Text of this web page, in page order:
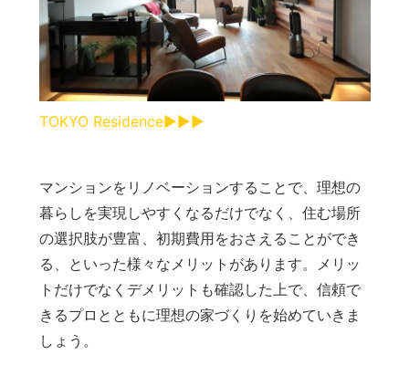
TOKYO Residence▶︎▶︎▶︎
マンションをリノベーションすることで、理想の
暮らしを実現しやすくなるだけでなく、住む場所
の選択肢が豊富、初期費用をおさえることができ
る、といった様々なメリットがあります。メリッ
トだけでなくデメリットも確認した上で、信頼で
きるプロとともに理想の家づくりを始めていきま
しょう。